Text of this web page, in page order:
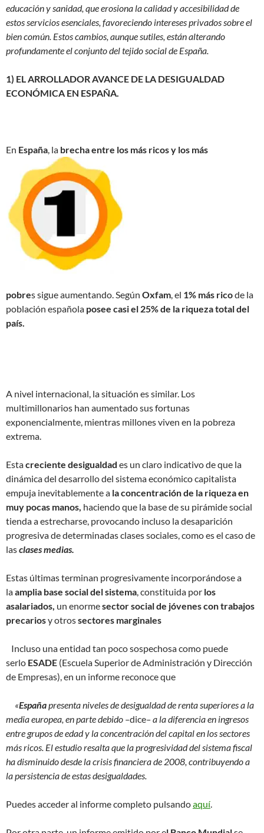
educación y sanidad, que erosiona la calidad y accesibilidad de
estos servicios esenciales, favoreciendo intereses privados sobre el
bien común. Estos cambios, aunque sutiles, están alterando
profundamente el conjunto del tejido social de España.
1) EL ARROLLADOR AVANCE DE LA DESIGUALDAD
ECONÓMICA EN ESPAÑA.
En España , la brecha entre los más ricos y los más
pobres sigue aumentando. Según Oxfam , el 1% más ricode la
población española posee casi el 25% de la riqueza total del
país.
A nivel internacional, la situación es similar. Los
multimillonarios han aumentado sus fortunas
exponencialmente, mientras millones viven en la pobreza
extrema.
Estacreciente desigualdad es un claro indicativo de que la
dinámica del desarrollo del sistema económico capitalista
empuja inevitablemente a la concentración de la riqueza en
muy pocas manos, haciendo que la base de su pirámide social
tienda a estrecharse, provocando incluso la desaparición
progresiva de determinadas clases sociales, como es el caso de
lasclases medias.
Estas últimas terminan progresivamente incorporándose a
laamplia base social del sistema , constituida por los
asalariados, un enormesector social de jóvenes con trabajos
precariosy otrossectores marginales
Incluso una entidad tan poco sospechosa como puede
serlo ESADE (Escuela Superior de Administración y Dirección
de Empresas), en un informe reconoce que
«Españapresenta niveles de desigualdad de renta superiores a la
media europea, en parte debido –dice– a la diferencia en ingresos
entre grupos de edad y la concentración del capital en los sectores
más ricos. El estudio resalta que la progresividad del sistema fiscal
ha disminuido desde la crisis financiera de 2008, contribuyendo a
la persistencia de estas desigualdades.
Puedes acceder al informe completo pulsandoaquí